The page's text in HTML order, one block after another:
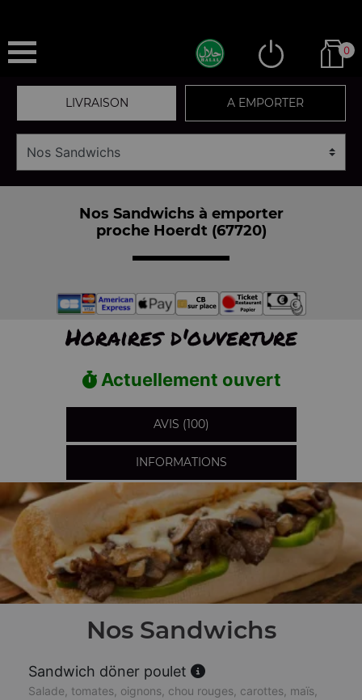
0
LIVRAISON A EMPORTER
Nos Sandwichs à emporter
proche Hoerdt (67720)
Horaires d'ouverture
Actuellement ouvert
AVIS (100)
INFORMATIONS
Nos Sandwichs
Sandwich döner poulet
Salade, tomates, oignons, chou rouges, carottes, maïs,